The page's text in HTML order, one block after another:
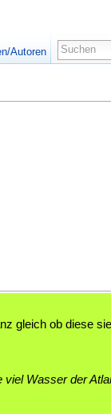
gleich ob diese
Wasser der
Autoren